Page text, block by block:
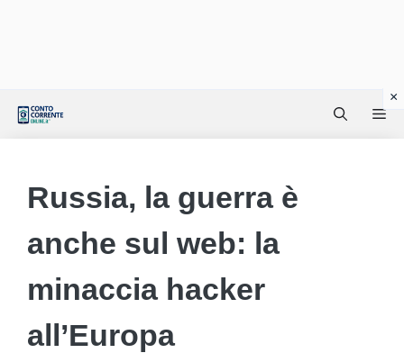
Russia, la guerra è
anche sul web: la
minaccia hacker
all’Europa